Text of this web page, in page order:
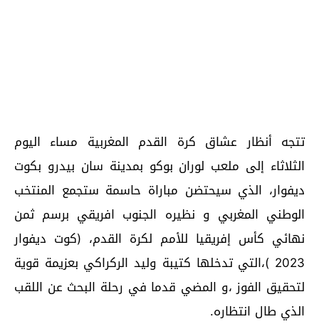
تتجه أنظار عشاق كرة القدم المغربية مساء اليوم
الثلاثاء إلى ملعب لوران بوكو بمدينة سان بيدرو بكوت
ديفوار، الذي سيحتضن مباراة حاسمة ستجمع المنتخب
الوطني المغربي و نظيره الجنوب افريقي برسم ثمن
نهائي كأس إفريقيا للأمم لكرة القدم، (كوت ديفوار
2023 )،التي تدخلها كتيبة وليد الركراكي بعزيمة قوية
لتحقيق الفوز ،و المضي قدما في رحلة البحث عن اللقب
الذي طال انتظاره.